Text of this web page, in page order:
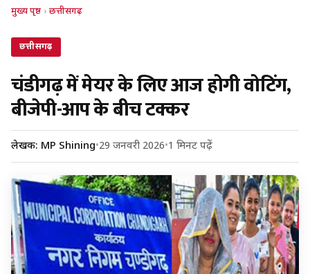
मुख्य पृष्ठ › छत्तीसगढ़
छत्तीसगढ़
चंडीगढ़ में मेयर के लिए आज होगी वोटिंग,
बीजेपी-आप के बीच टक्कर
लेखक: MP Shining•29 जनवरी 2026•1 मिनट पढ़ें